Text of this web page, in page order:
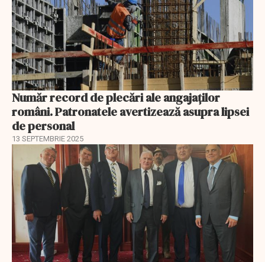
Număr record de plecări ale angajaților
români. Patronatele avertizează asupra lipsei
de personal
13 SEPTEMBRIE 2025